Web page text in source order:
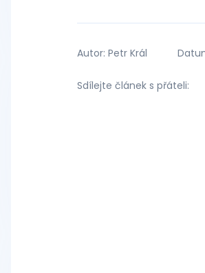
Autor: Petr Král
Sdílejte článek s přáteli: